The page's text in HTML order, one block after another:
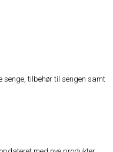
senge, tilbehør til sengen samt